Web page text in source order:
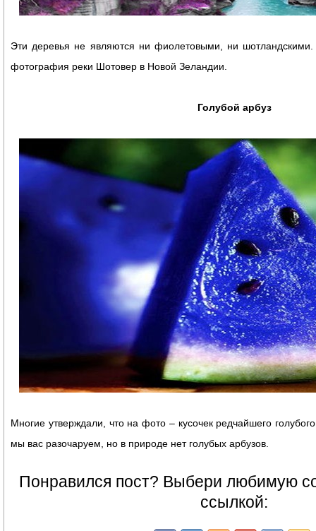
Эти деревья не являются ни фиолетовыми, ни шотландскими.
фотография реки Шотовер в Новой Зеландии.
Голубой арбуз
Многие утверждали, что на фото – кусочек редчайшего
мы вас разочаруем, но в природе нет голубых арбузов.
Понравился пост? Выбери любимую
ссылкой: